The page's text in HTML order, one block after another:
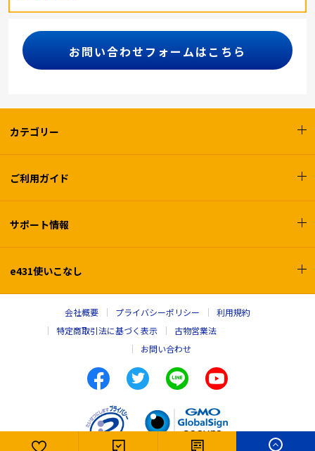
お問い合わせフォームはこちら
カテゴリー
ご利用ガイド
サポート情報
e431使いこなし
会社概要 プライバシーポリシー
利用規約
特定商取引法に基づく表示
古物営業法
お問い合わせ